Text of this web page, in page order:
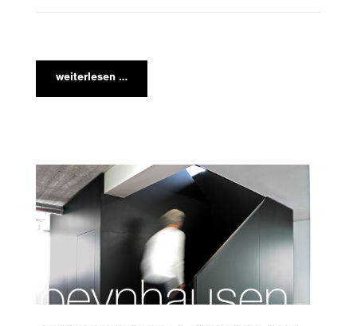
lorem ipsum dolor sit amet, consectetuer
adipiscing elit.
montes, nascetur ridiculus mus. donec quam felis,
ultricies nec.
weiterlesen …